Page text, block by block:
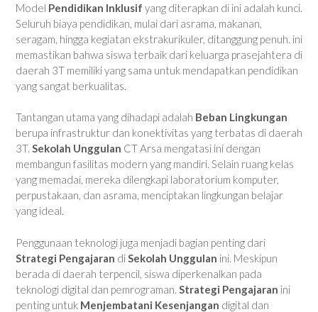
Model Pendidikan Inklusif yang diterapkan di ini adalah kunci.
Seluruh biaya pendidikan, mulai dari asrama, makanan,
seragam, hingga kegiatan ekstrakurikuler, ditanggung penuh. ini
memastikan bahwa siswa terbaik dari keluarga prasejahtera di
daerah 3T memiliki yang sama untuk mendapatkan pendidikan
yang sangat berkualitas.
Tantangan utama yang dihadapi adalah Beban Lingkungan
berupa infrastruktur dan konektivitas yang terbatas di daerah
3T. Sekolah Unggulan CT Arsa mengatasi ini dengan
membangun fasilitas modern yang mandiri. Selain ruang kelas
yang memadai, mereka dilengkapi laboratorium komputer,
perpustakaan, dan asrama, menciptakan lingkungan belajar
yang ideal.
Penggunaan teknologi juga menjadi bagian penting dari
Strategi Pengajaran diSekolah Unggulan ini. Meskipun
berada di daerah terpencil, siswa diperkenalkan pada
teknologi digital dan pemrograman. Strategi Pengajaran ini
penting untuk Menjembatani Kesenjangan digital dan